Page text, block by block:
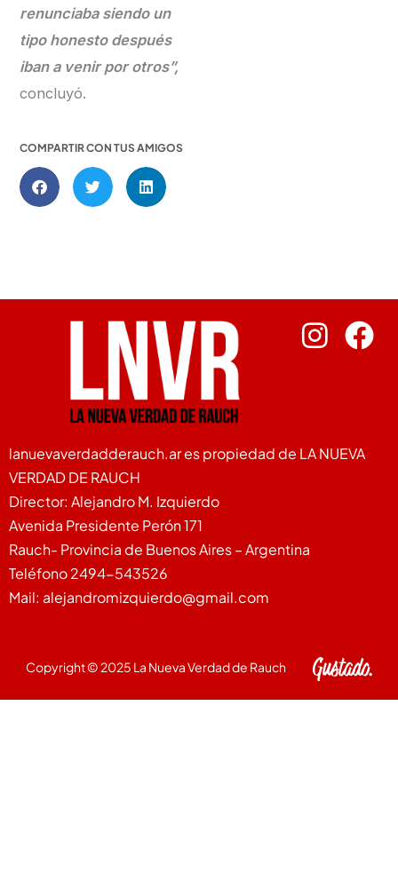
renunciaba siendo un
tipo honesto después
iban a venir por otros”,
concluyó.
COMPARTIR CON TUS AMIGOS
lanuevaverdadderauch.ar es propiedad de LA NUEVA
VERDAD DE RAUCH
Director: Alejandro M. Izquierdo
Avenida Presidente Perón 171
Rauch- Provincia de Buenos Aires – Argentina
Teléfono 2494-543526
Mail: alejandromizquierdo@gmail.com
Copyright © 2025 La Nueva Verdad de Rauch